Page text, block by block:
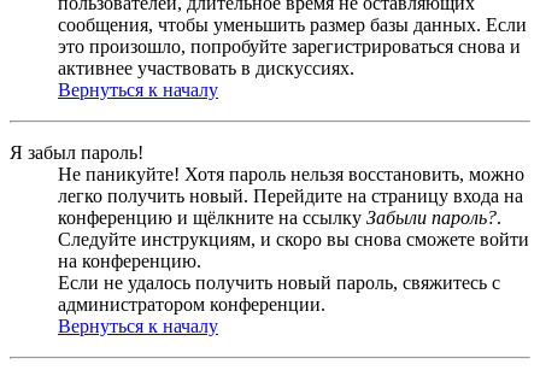
сообщения, чтобы уменьшить размер базы данных. Если
это произошло, попробуйте зарегистрироваться снова и
активнее участвовать в дискуссиях.
Вернуться к началу
Я забыл пароль!
Не паникуйте! Хотя пароль нельзя восстановить, можно
легко получить новый. Перейдите на страницу входа на
конференцию и щёлкните на ссылку Забыли пароль?.
Следуйте инструкциям, и скоро вы снова сможете войти
на конференцию.
Если не удалось получить новый пароль, свяжитесь с
администратором конференции.
Вернуться к началу